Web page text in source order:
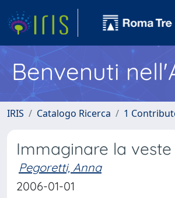
Benvenuti
IRIS Catalogo Ricerca 1
Immaginare la veste
Pegoretti, Anna
2006-01-01